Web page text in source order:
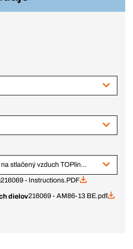
216069 Navijak hadíc na stlačený vzduch TOPline 16m Ø 12,5mm
216069 - Instructions.PDF
dielov216069 - AM86-13 BE.pdf